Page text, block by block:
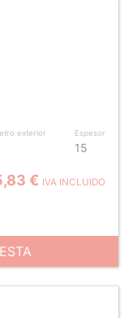
exterior Espesor
15
€ IVA INCLUIDO